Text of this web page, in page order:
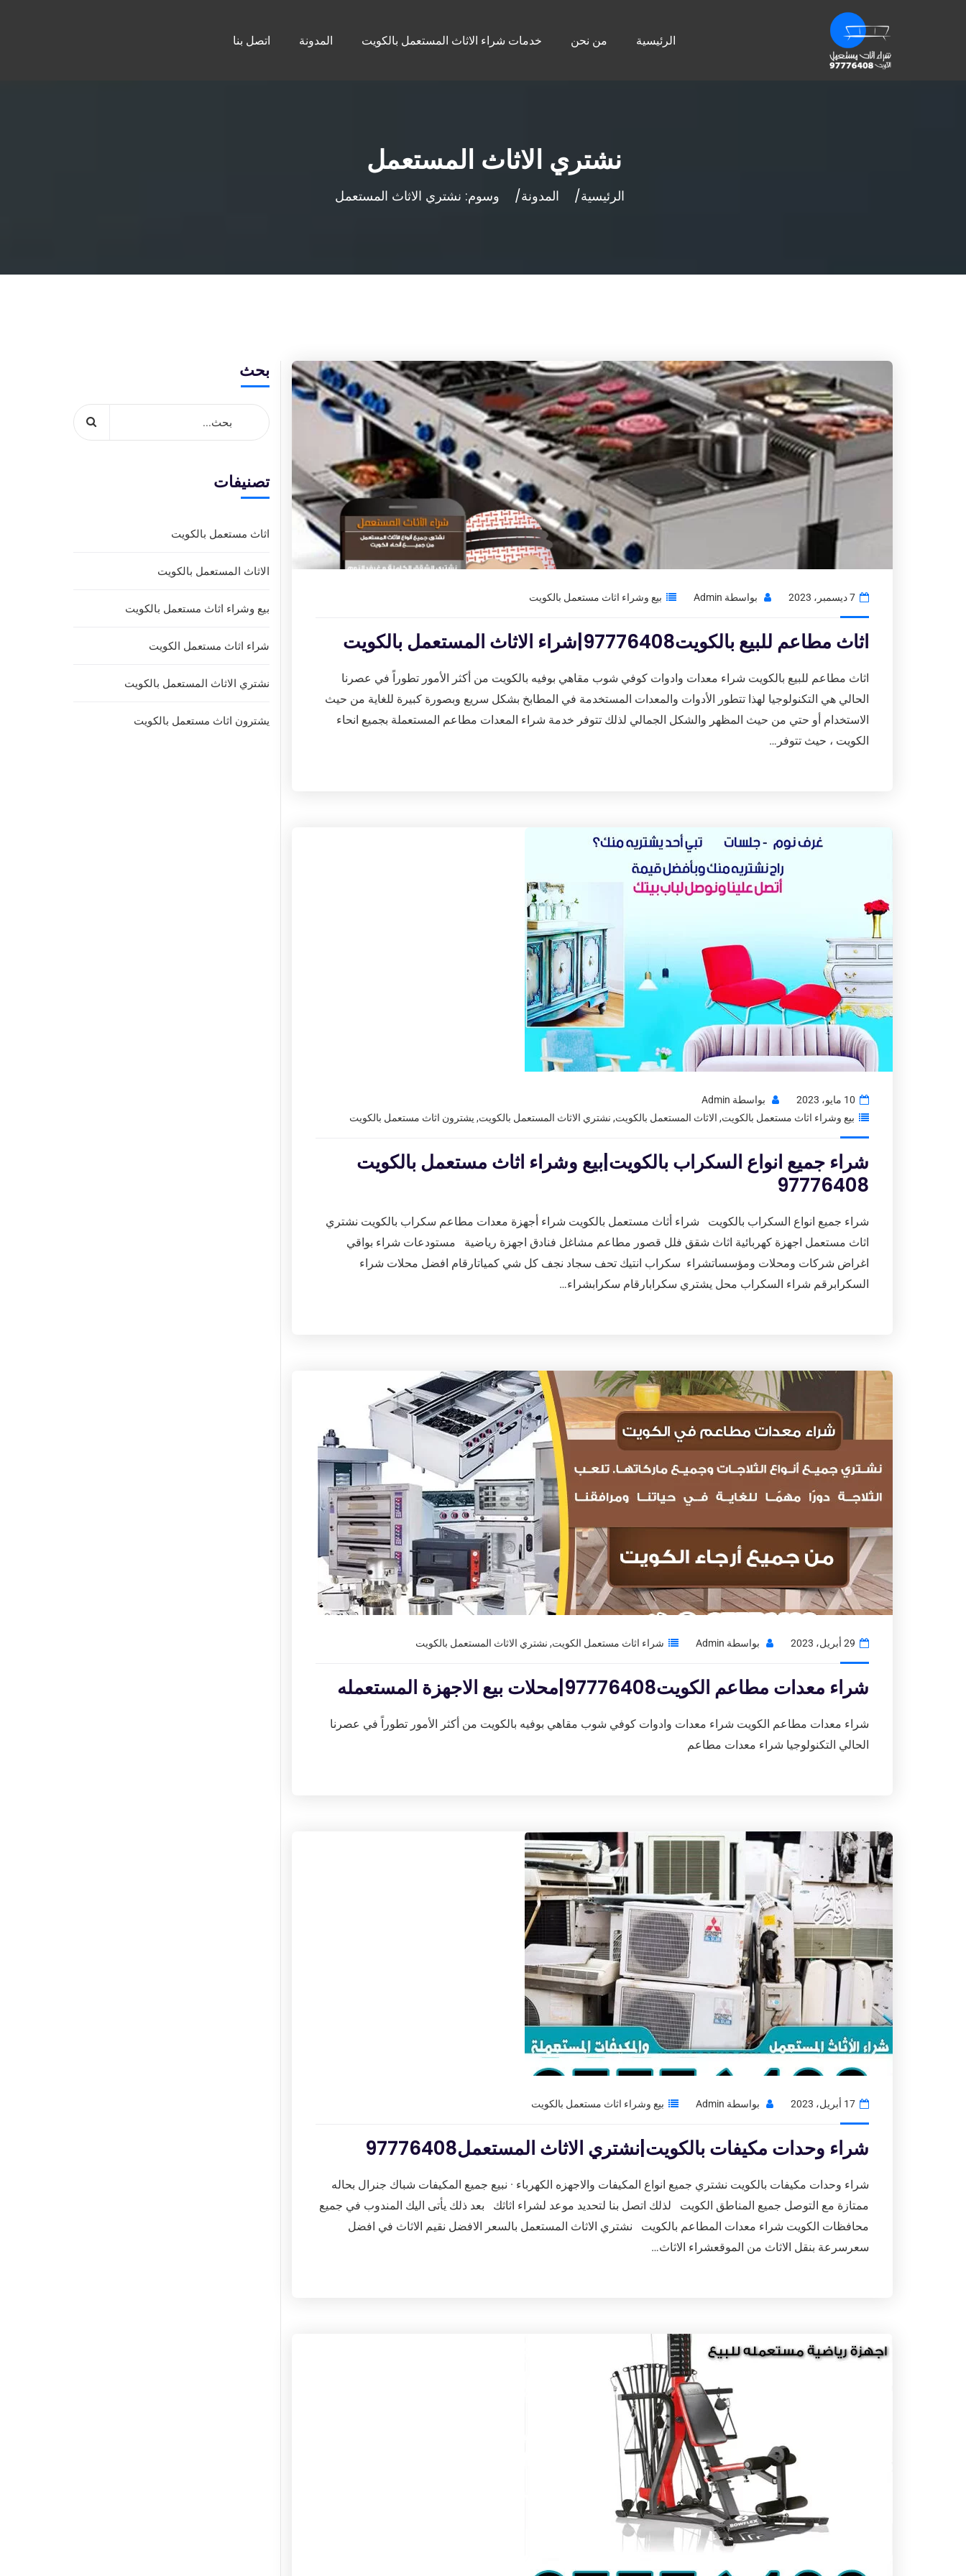
الرئيسية من نحن خدمات شراء الاثاث المستعمل بالكويت المدونة اتصل بنا
نشتري الاثاث المستعمل
الرئيسية المدونة وسوم: نشتري الاثاث المستعمل
7 ديسمبر، 2023 بواسطة Admin بيع وشراء اثاث مستعمل بالكويت
اثاث مطاعم للبيع بالكويت97776408|شراء الاثاث المستعمل بالكويت
اثاث مطاعم للبيع بالكويت شراء معدات وادوات كوفي شوب مقاهي بوفيه بالكويت من أكثر الأمور تطوراً في عصرنا
الحالي هي التكنولوجيا لهذا تتطور الأدوات والمعدات المستخدمة في المطابخ بشكل سريع وبصورة كبيرة للغاية من حيث
الاستخدام أو حتي من حيث المظهر والشكل الجمالي لذلك تتوفر خدمة شراء المعدات مطاعم المستعملة بجميع انحاء
الكويت ، حيث تتوفر…
10 مايو، 2023 بواسطة Admin
بيع وشراء اثاث مستعمل بالكويت, الاثاث المستعمل بالكويت, نشتري الاثاث المستعمل بالكويت, يشترون اثاث مستعمل بالكويت
شراء جميع انواع السكراب بالكويت|بيع وشراء اثاث مستعمل بالكويت
97776408
شراء جميع انواع السكراب بالكويت شراء أثاث مستعمل بالكويت شراء أجهزة معدات مطاعم سكراب بالكويت نشتري
اثاث مستعمل اجهزة كهربائية اثاث شقق فلل قصور مطاعم مشاغل فنادق اجهزة رياضية مستودعات شراء بواقي
اغراض شركات ومحلات ومؤسساتشراء سكراب انتيك تحف سجاد نجف كل شي كمياتارقام افضل محلات شراء
السكرابرقم شراء السكراب محل يشتري سكرابارقام سكرابشراء…
29 أبريل، 2023 بواسطة Admin شراء اثاث مستعمل الكويت, نشتري الاثاث المستعمل بالكويت
شراء معدات مطاعم الكويت97776408|محلات بيع الاجهزة المستعمله
شراء معدات مطاعم الكويت شراء معدات وادوات كوفي شوب مقاهي بوفيه بالكويت من أكثر الأمور تطوراً في عصرنا
الحالي التكنولوجيا شراء معدات مطاعم
17 أبريل، 2023 بواسطة Admin بيع وشراء اثاث مستعمل بالكويت
شراء وحدات مكيفات بالكويت|نشتري الاثاث المستعمل97776408
شراء وحدات مكيفات بالكويت نشتري جميع انواع المكيفات والاجهزه الكهرباء · نبيع جميع المكيفات شباك جنرال بحاله
ممتازة مع التوصل جميع المناطق الكويت لذلك اتصل بنا لتحديد موعد لشراء اثاثك بعد ذلك يأتى اليك المندوب في جميع
محافظات الكويت شراء معدات المطاعم بالكويت نشتري الاثاث المستعمل بالسعر الافضل نقيم الاثاث في افضل
سعرسرعة بنقل الاثاث من الموقعشراء الاثاث…
بحث
تصنيفات
اثاث مستعمل بالكويت
الاثاث المستعمل بالكويت
بيع وشراء اثاث مستعمل بالكويت
شراء اثاث مستعمل الكويت
نشتري الاثاث المستعمل بالكويت
يشترون اثاث مستعمل بالكويت